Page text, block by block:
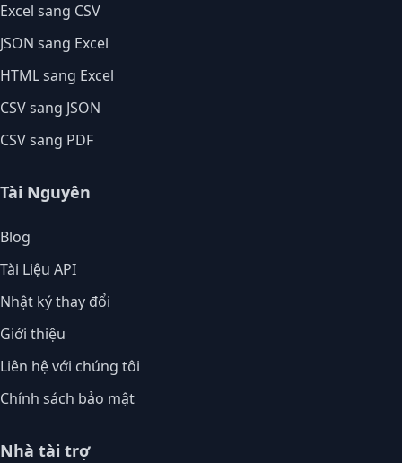
Excel sang CSV
JSON sang Excel
HTML sang Excel
CSV sang JSON
CSV sang PDF
Tài Nguyên
Blog
Tài Liệu API
Nhật ký thay đổi
Giới thiệu
Liên hệ với chúng tôi
Chính sách bảo mật
Nhà tài trợ